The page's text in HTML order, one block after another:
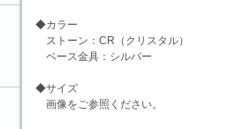
◆カラー
ストーン：CR（クリスタル）
ベース金具：シルバー
◆サイズ
画像をご参照ください。